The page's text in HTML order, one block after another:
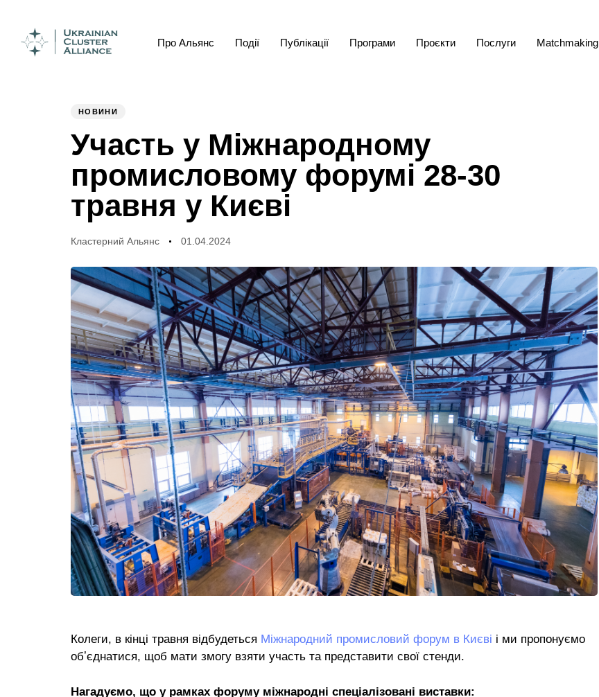
Про Альянс Події Публікації Програми Проєкти Послуги Matchmaking
PUBLISHED
НОВИНИ
Участь у Міжнародному
промисловому форумі 28-30
травня у Києві
Author
Кластерний Альянс
Published
01.04.2024
Колеги, в кінці травня відбудеться Міжнародний промисловий форум в Києві і ми пропонуємо
обʼєднатися, щоб мати змогу взяти участь та представити свої стенди.
Нагадуємо, що у рамках форуму міжнародні спеціалізовані виставки: